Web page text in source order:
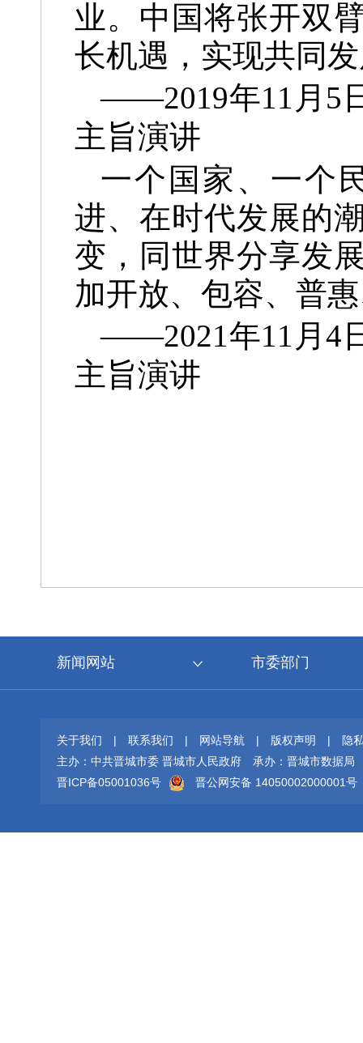
业。中国将张开双
长机遇，实现共同
——2019年11月5
主旨演讲
一个国家、一个
进、在时代发展的
变，同世界分享发
加开放、包容、普
——2021年11月4
主旨演讲
新闻网站 市委部门
关于我们 | 联系我们 | 网站导航 | 版权声明 |
隐
主办：中共晋城市委 晋城市人民政府
承办：晋城市数据局
晋ICP备05001036号
晋公网安备 14050002000001号